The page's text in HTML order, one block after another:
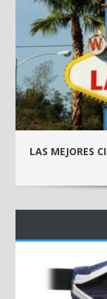
LAS MEJORES